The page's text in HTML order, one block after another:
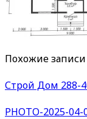
Похожие записи
Строй Дом 288-
PHOTO-2025-